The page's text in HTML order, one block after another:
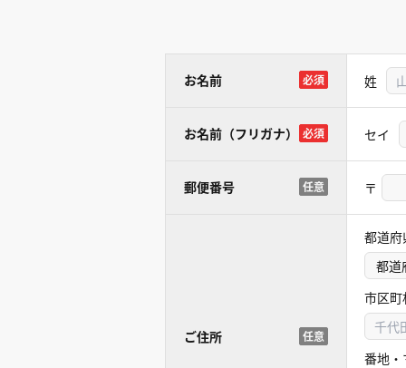
お名前 必須 姓
お名前（フリガナ） 必須 セイ
郵便番号 任意 〒
ご住所 任意
都道府
市区
番地